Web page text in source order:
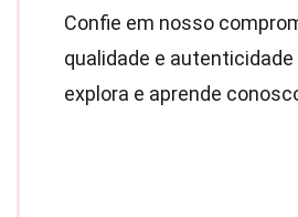
Confie em nosso
qualidade e
explora e aprende